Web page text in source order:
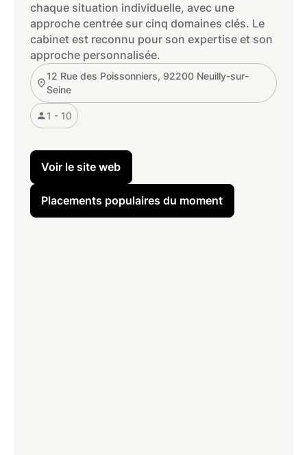
chaque situation individuelle, avec une
approche centrée sur cinq domaines clés. Le
cabinet est reconnu pour son expertise et son
approche personnalisée.
12 Rue des Poissonniers, 92200 Neuilly-sur-
Seine
1 - 10
Voir le site web
Placements populaires du moment